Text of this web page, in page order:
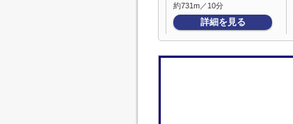
約731m／10分
詳細を見る